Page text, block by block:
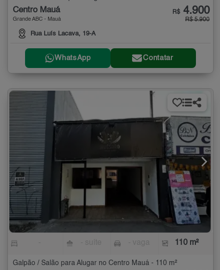
Centro Mauá
Grande ABC - Mauá
Rua Luís Lacava, 19-A
R$ 4.900
R$ 5.900
WhatsApp Contatar
110 m²
Galpão / Salão para Alugar no Centro Mauá - 110 m²